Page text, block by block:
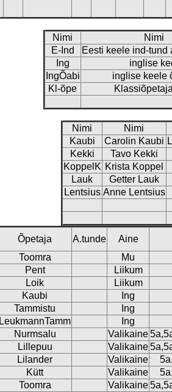
Nimi
Nimi
E-Ind
Eesti keele ind-tund
Ing
inglise
IngÕabi
inglise keele
Kl-õpe
Nimi
Nimi
Kaubi
Carolin Kaubi
Kekki
Tavo Kekki
KoppelK Krista Koppel
Lauk
Getter Lauk
Lentsius Anne Lentsius
Õpetaja A.tunde
Aine
Toomra
Mu
Pent
Liikum
Loik
Liikum
Kaubi
Ing
Tammistu
Ing
LeukmannTamm
Ing
Nurmsalu Valikaine
Lillepuu
Valikaine
Lilander
Valikaine
Kütt
Valikaine
Toomra
Valikaine